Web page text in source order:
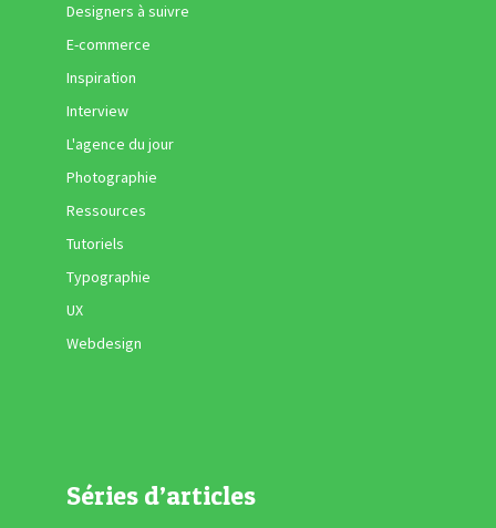
Designers à suivre
E-commerce
Inspiration
Interview
L'agence du jour
Photographie
Ressources
Tutoriels
Typographie
UX
Webdesign
Séries d’articles